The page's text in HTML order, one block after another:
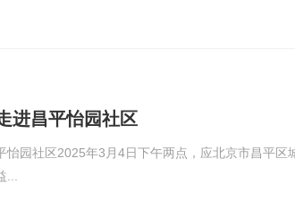
进昌平怡园社区
怡园社区2025年3月4日下午两点，应北京市昌平区